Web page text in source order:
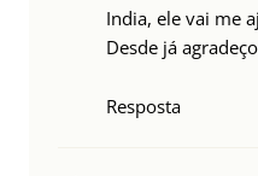
India, ele vai me
Desde já
Resposta